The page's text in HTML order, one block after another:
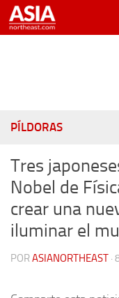
Saltar al contenido
PÍLDORAS
Tres
Nobel de
crear una
iluminar el
PORASIANORTHEAST ·